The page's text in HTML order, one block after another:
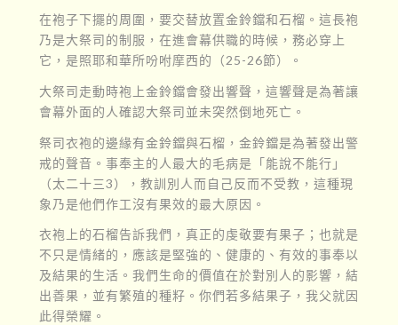
在袍子下擺的周圍，要交替放置金鈴鐺和石榴。這長袍
乃是大祭司的制服，在進會幕供職的時候，務必穿上
它，是照耶和華所吩咐摩西的（25-26節）。
大祭司走動時袍上金鈴鐺會發出響聲，這響聲是為著讓
會幕外面的人確認大祭司並未突然倒地死亡。
祭司衣袍的邊緣有金鈴鐺與石榴，金鈴鐺是為著發出警
戒的聲音。事奉主的人最大的毛病是「能說不能行」
（太二十三3），教訓別人而自己反而不受教，這種現
象乃是他們作工沒有果效的最大原因。
衣袍上的石榴告訴我們，真正的虔敬要有果子；也就是
不只是情緒的，應該是堅強的、健康的、有效的事奉以
及結果的生活。我們生命的價值在於對別人的影響，結
出善果，並有繁殖的種籽。你們若多結果子，我父就因
此得榮耀。